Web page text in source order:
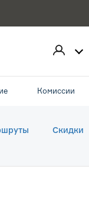
Комиссии
Скидки